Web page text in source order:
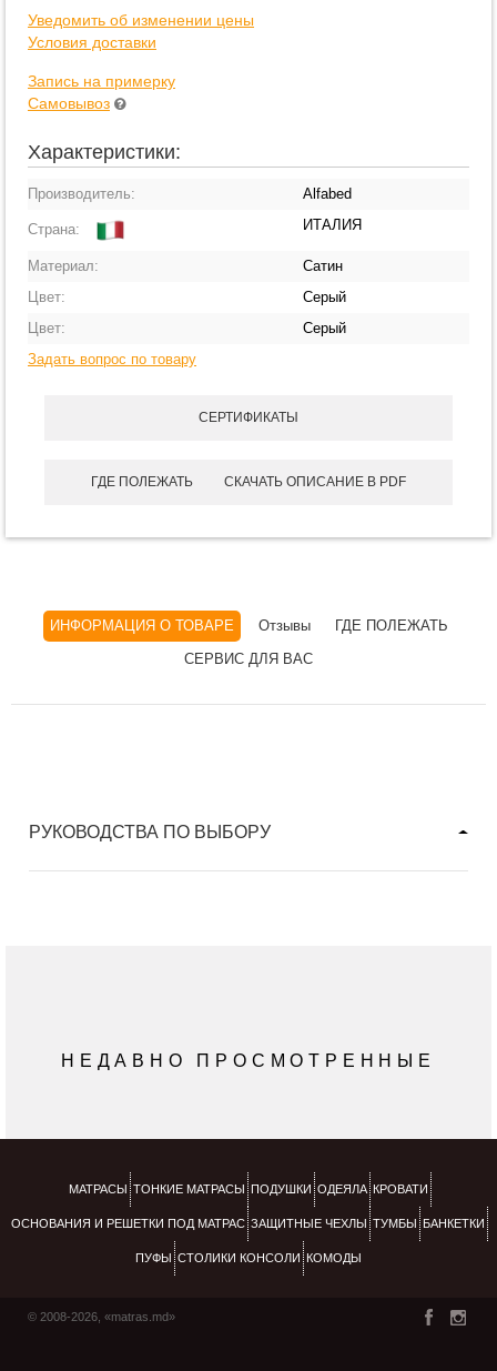
Уведомить об изменении цены
Условия доставки
Запись на примерку
Самовывоз
Характеристики:
Производитель: Alfabed
Страна: ИТАЛИЯ
Материал:
Сатин
Цвет:
Серый
Цвет:
Серый
Задать вопрос по товару
СЕРТИФИКАТЫ
ГДЕ ПОЛЕЖАТЬ СКАЧАТЬ ОПИСАНИЕ В PDF
ИНФОРМАЦИЯ О ТОВАРЕ Отзывы
ГДЕ ПОЛЕЖАТЬ
СЕРВИС ДЛЯ ВАС
РУКОВОДСТВА ПО ВЫБОРУ
НЕДАВНО ПРОСМОТРЕННЫЕ
МАТРАСЫ ТОНКИЕ МАТРАСЫ ПОДУШКИ ОДЕЯЛА КРОВАТИ
ОСНОВАНИЯ И РЕШЕТКИ ПОД МАТРАС ЗАЩИТНЫЕ ЧЕХЛЫ ТУМБЫ БАНКЕТКИ
ПУФЫ СТОЛИКИ КОНСОЛИ КОМОДЫ
© 2008-2026, «matras.md»